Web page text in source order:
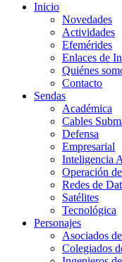
Inicio
Novedades
Actividades
Efemérides
Enlaces de
Quiénes
Contacto
Sendas
Académica
Cables
Defensa
Empresarial
Inteligencia
Operación
Redes de
Satélites
Tecnológica
Personajes
Asociados
Colegiados